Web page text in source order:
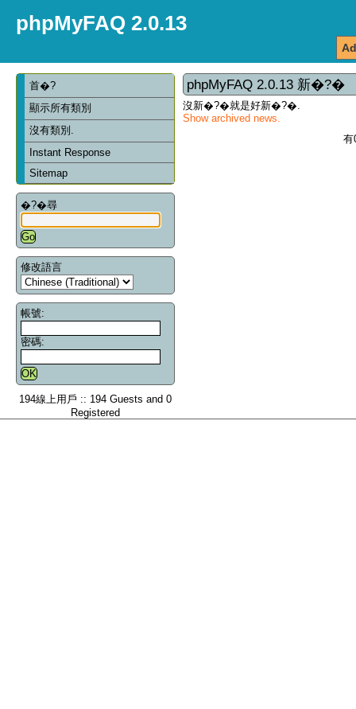
phpMyFAQ 2.0.13
首�?
顯示所有類別
沒有類別.
Instant Response
Sitemap
�?�尋
修改語言
帳號:
密碼:
194線上用戶 :: 194 Guests and 0
Registered
phpMyFAQ 2.0.13 新�?�
沒新�?�就是好新�?�.
Show archived news.
有